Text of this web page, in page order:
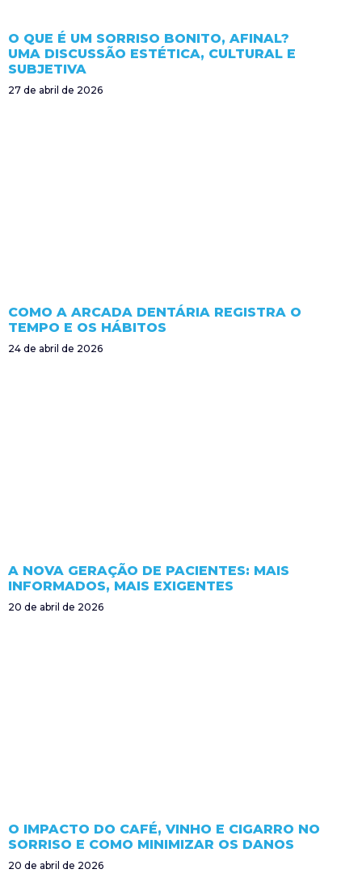
O QUE É UM SORRISO BONITO, AFINAL?
UMA DISCUSSÃO ESTÉTICA, CULTURAL E
SUBJETIVA
27 de abril de 2026
COMO A ARCADA DENTÁRIA REGISTRA O
TEMPO E OS HÁBITOS
24 de abril de 2026
A NOVA GERAÇÃO DE PACIENTES: MAIS
INFORMADOS, MAIS EXIGENTES
20 de abril de 2026
O IMPACTO DO CAFÉ, VINHO E CIGARRO NO
SORRISO E COMO MINIMIZAR OS DANOS
20 de abril de 2026